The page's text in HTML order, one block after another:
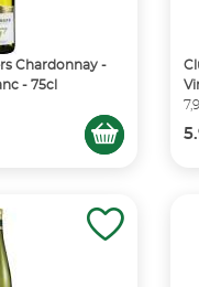
Chardonnay -
- 75cl